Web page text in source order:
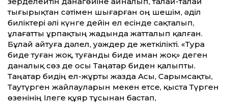
тығырықтан сәтімен шығарған оң шешім, әділ
биліктері әлі күнге дейін ел есінде сақталып,
ұлағатты ұрпақтың жадында жатталып қалған.
Бұлай айтуға дәлел, уәждер де жеткілікті. «Тура
биде туған жоқ, туғанды биде иман жоқ» деген
даналық сөз де осы Таңатар биден қалыпты.
Таңатар бидің ел-жұрты жазда Асы, Сарымсақты,
Таутүрген жайлауларын мекен етсе, қыста Түрген
өзенінің Ілеге құяр тұсынан бастап,